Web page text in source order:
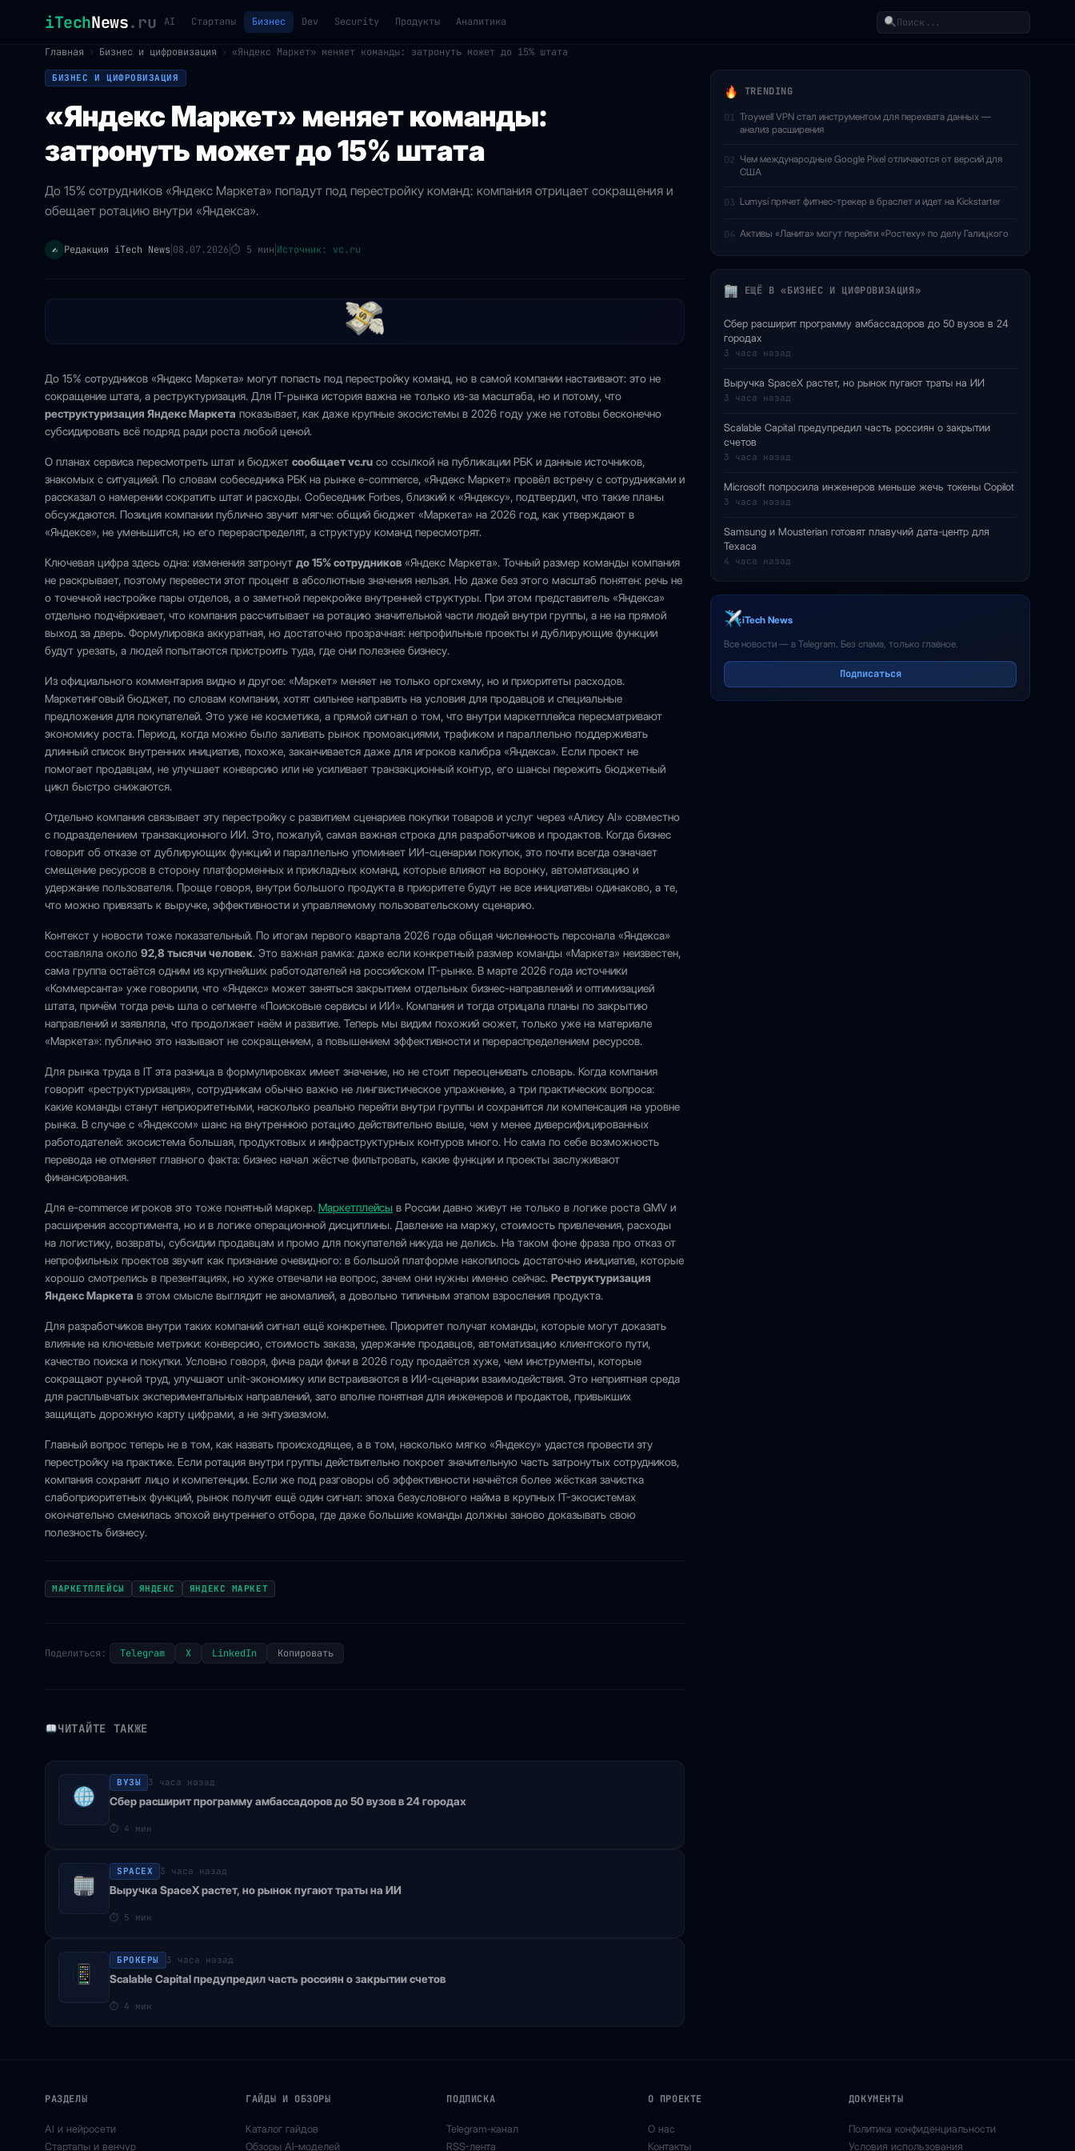
iTechNews.ru AI Стартапы Бизнес Dev Security Продукты Аналитика
Поиск
Главная
› Бизнес и цифровизация › «Яндекс Маркет» меняет команды: затронуть может до 15% штата
БИЗНЕС И ЦИФРОВИЗАЦИЯ
«Яндекс Маркет» меняет команды:
затронуть может до 15% штата
До 15% сотрудников «Яндекс Маркета» попадут под перестройку команд: компания отрицает сокращения и
обещает ротацию внутри «Яндекса».
✍️ Редакция iTech News 08.07.2026⏱ 5 мин Источник: vc.ru
До 15% сотрудников «Яндекс Маркета» могут попасть под перестройку команд, но в самой компании настаивают: это не
сокращение штата, а реструктуризация. Для IT-рынка история важна не только из-за масштаба, но и потому, что
реструктуризация Яндекс Маркета показывает, как даже крупные экосистемы в 2026 году уже не готовы бесконечно
субсидировать всё подряд ради роста любой ценой.
О планах сервиса пересмотреть штат и бюджет сообщает vc.ru со ссылкой на публикации РБК и данные источников,
знакомых с ситуацией. По словам собеседника РБК на рынке e-commerce, «Яндекс Маркет» провёл встречу с сотрудниками и
рассказал о намерении сократить штат и расходы. Собеседник Forbes, близкий к «Яндексу», подтвердил, что такие планы
обсуждаются. Позиция компании публично звучит мягче: общий бюджет «Маркета» на 2026 год, как утверждают в
«Яндексе», не уменьшится, но его перераспределят, а структуру команд пересмотрят.
Ключевая цифра здесь одна: изменения затронут до 15% сотрудников «Яндекс Маркета». Точный размер команды компания
не раскрывает, поэтому перевести этот процент в абсолютные значения нельзя. Но даже без этого масштаб понятен: речь не
о точечной настройке пары отделов, а о заметной перекройке внутренней структуры. При этом представитель «Яндекса»
отдельно подчёркивает, что компания рассчитывает на ротацию значительной части людей внутри группы, а не на прямой
выход за дверь. Формулировка аккуратная, но достаточно прозрачная: непрофильные проекты и дублирующие функции
будут урезать, а людей попытаются пристроить туда, где они полезнее бизнесу.
Из официального комментария видно и другое: «Маркет» меняет не только оргсхему, но и приоритеты расходов.
Маркетинговый бюджет, по словам компании, хотят сильнее направить на условия для продавцов и специальные
предложения для покупателей. Это уже не косметика, а прямой сигнал о том, что внутри маркетплейса пересматривают
экономику роста. Период, когда можно было заливать рынок промоакциями, трафиком и параллельно поддерживать
длинный список внутренних инициатив, похоже, заканчивается даже для игроков калибра «Яндекса». Если проект не
помогает продавцам, не улучшает конверсию или не усиливает транзакционный контур, его шансы пережить бюджетный
цикл быстро снижаются.
Отдельно компания связывает эту перестройку с развитием сценариев покупки товаров и услуг через «Алису AI» совместно
с подразделением транзакционного ИИ. Это, пожалуй, самая важная строка для разработчиков и продактов. Когда бизнес
говорит об отказе от дублирующих функций и параллельно упоминает ИИ-сценарии покупок, это почти всегда означает
смещение ресурсов в сторону платформенных и прикладных команд, которые влияют на воронку, автоматизацию и
удержание пользователя. Проще говоря, внутри большого продукта в приоритете будут не все инициативы одинаково, а те,
что можно привязать к выручке, эффективности и управляемому пользовательскому сценарию.
Контекст у новости тоже показательный. По итогам первого квартала 2026 года общая численность персонала «Яндекса»
составляла около 92,8 тысячи человек. Это важная рамка: даже если конкретный размер команды «Маркета» неизвестен,
сама группа остаётся одним из крупнейших работодателей на российском IT-рынке. В марте 2026 года источники
«Коммерсанта» уже говорили, что «Яндекс» может заняться закрытием отдельных бизнес-направлений и оптимизацией
штата, причём тогда речь шла о сегменте «Поисковые сервисы и ИИ». Компания и тогда отрицала планы по закрытию
направлений и заявляла, что продолжает наём и развитие. Теперь мы видим похожий сюжет, только уже на материале
«Маркета»: публично это называют не сокращением, а повышением эффективности и перераспределением ресурсов.
Для рынка труда в IT эта разница в формулировках имеет значение, но не стоит переоценивать словарь. Когда компания
говорит «реструктуризация», сотрудникам обычно важно не лингвистическое упражнение, а три практических вопроса:
какие команды станут неприоритетными, насколько реально перейти внутри группы и сохранится ли компенсация на уровне
рынка. В случае с «Яндексом» шанс на внутреннюю ротацию действительно выше, чем у менее диверсифицированных
работодателей: экосистема большая, продуктовых и инфраструктурных контуров много. Но сама по себе возможность
перевода не отменяет главного факта: бизнес начал жёстче фильтровать, какие функции и проекты заслуживают
финансирования.
Для e-commerce игроков это тоже понятный маркер. Маркетплейсы в России давно живут не только в логике роста GMV и
расширения ассортимента, но и в логике операционной дисциплины. Давление на маржу, стоимость привлечения, расходы
на логистику, возвраты, субсидии продавцам и промо для покупателей никуда не делись. На таком фоне фраза про отказ от
непрофильных проектов звучит как признание очевидного: в большой платформе накопилось достаточно инициатив, которые
хорошо смотрелись в презентациях, но хуже отвечали на вопрос, зачем они нужны именно сейчас. Реструктуризация
Яндекс Маркета в этом смысле выглядит не аномалией, а довольно типичным этапом взросления продукта.
Для разработчиков внутри таких компаний сигнал ещё конкретнее. Приоритет получат команды, которые могут доказать
влияние на ключевые метрики: конверсию, стоимость заказа, удержание продавцов, автоматизацию клиентского пути,
качество поиска и покупки. Условно говоря, фича ради фичи в 2026 году продаётся хуже, чем инструменты, которые
сокращают ручной труд, улучшают unit-экономику или встраиваются в ИИ-сценарии взаимодействия. Это неприятная среда
для расплывчатых экспериментальных направлений, зато вполне понятная для инженеров и продактов, привыкших
защищать дорожную карту цифрами, а не энтузиазмом.
Главный вопрос теперь не в том, как назвать происходящее, а в том, насколько мягко «Яндексу» удастся провести эту
перестройку на практике. Если ротация внутри группы действительно покроет значительную часть затронутых сотрудников,
компания сохранит лицо и компетенции. Если же под разговоры об эффективности начнётся более жёсткая зачистка
слабоприоритетных функций, рынок получит ещё один сигнал: эпоха безусловного найма в крупных IT-экосистемах
окончательно сменилась эпохой внутреннего отбора, где даже большие команды должны заново доказывать свою
полезность бизнесу.
МАРКЕТПЛЕЙСЫ ЯНДЕКС ЯНДЕКС МАРКЕТ
Поделиться: Telegram X LinkedIn Копировать
ЧИТАЙТЕ ТАКЖЕ
ВУЗЫ 3 часа назад
Сбер расширит программу амбассадоров до 50 вузов в 24 городах
⏱ 4 мин
SPACEX 3 часа назад
Выручка SpaceX растет, но рынок пугают траты на ИИ
⏱ 5 мин
БРОКЕРЫ 3 часа назад
Scalable Capital предупредил часть россиян о закрытии счетов
⏱ 4 мин
TRENDING
01 Troywell VPN стал инструментом для перехвата данных —
анализ расширения
02 Чем международные Google Pixel отличаются от версий для
США
03 Lumysi прячет фитнес-трекер в браслет и идет на Kickstarter
04 Активы «Ланита» могут перейти «Ростеху» по делу Галицкого
ЕЩЁ В «БИЗНЕС И ЦИФРОВИЗАЦИЯ»
Сбер расширит программу амбассадоров до 50 вузов в 24
городах
3 часа назад
Выручка SpaceX растет, но рынок пугают траты на ИИ
3 часа назад
Scalable Capital предупредил часть россиян о закрытии
счетов
3 часа назад
Microsoft попросила инженеров меньше жечь токены Copilot
3 часа назад
Samsung и Mousterian готовят плавучий дата-центр для
Техаса
4 часа назад
iTech News
Все новости — в Telegram. Без спама, только главное.
Подписаться
РАЗДЕЛЫ
AI и нейросети
Стартапы и венчур
ГАЙДЫ И ОБЗОРЫ
Каталог гайдов
Обзоры AI-моделей
ПОДПИСКА
Telegram-канал
RSS-лента
О ПРОЕКТЕ
О нас
Контакты
ДОКУМЕНТЫ
Политика конфиденциальности
Условия использования